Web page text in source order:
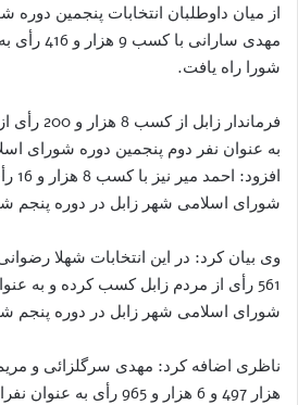
از میان داوطلبان انتخابات پنجمین
مهدی
شورا راه یافت.
فرماندار
به عنوان نفر دوم پنجمین دوره شورای
شورای اسلامی شهر زابل در دوره پنجم
561 رأی از مردم زابل کسب کرده و به
شورای اسلامی شهر زابل در دوره پنجم
هزار 497 و 6 هزار و 965